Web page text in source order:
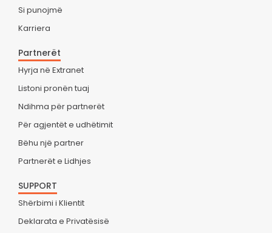
Si punojmë
Karriera
Partnerët
Hyrja në Extranet
Listoni pronën tuaj
Ndihma për partnerët
Për agjentët e udhëtimit
Bëhu një partner
Partnerët e Lidhjes
SUPPORT
Shërbimi i Klientit
Deklarata e Privatësisë